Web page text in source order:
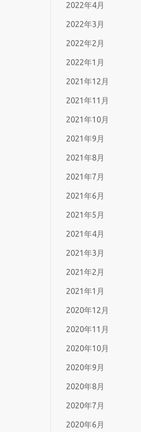
2022年4月
2022年3月
2022年2月
2022年1月
2021年12月
2021年11月
2021年10月
2021年9月
2021年8月
2021年7月
2021年6月
2021年5月
2021年4月
2021年3月
2021年2月
2021年1月
2020年12月
2020年11月
2020年10月
2020年9月
2020年8月
2020年7月
2020年6月